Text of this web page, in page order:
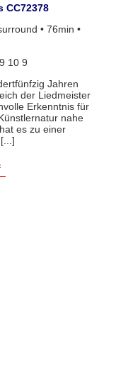
CC72378
• 76min •
9 10 9
Jahren
der Liedmeister
Erkenntnis für
nahe
es zu einer